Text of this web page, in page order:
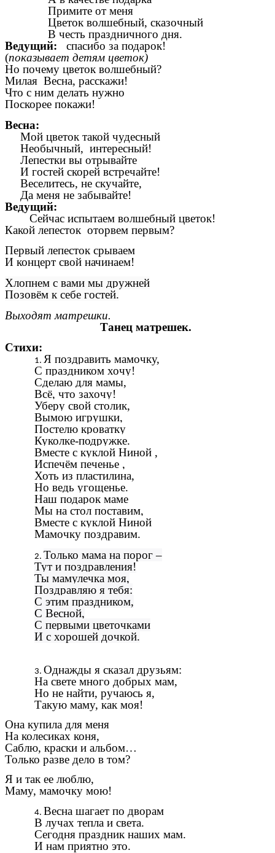
Примите от меня
Цветок волшебный, сказочный
В честь праздничного дня.
Ведущий: спасибо за подарок!
(показывает детям цветок)
Но почему цветок волшебный?
Милая Весна, расскажи!
Что с ним делать нужно
Поскорее покажи!
Весна:
Мой цветок такой чудесный
Необычный, интересный!
Лепестки вы отрывайте
И гостей скорей встречайте!
Веселитесь, не скучайте,
Да меня не забывайте!
Ведущий:
Сейчас испытаем волшебный цветок!
Какой лепесток оторвем первым?
Первый лепесток срываем
И концерт свой начинаем!
Хлопнем с вами мы дружней
Позовём к себе гостей.
Выходят матрешки.
Танец матрешек.
Стихи:
Я поздравить мамочку,
С праздником хочу!
Сделаю для мамы,
Всё, что захочу!
Уберу свой столик,
Вымою игрушки,
Постелю кроватку
Куколке-подружке.
Вместе с куклой Ниной ,
Испечём печенье ,
Хоть из пластилина,
Но ведь угощенье.
Наш подарок маме
Мы на стол поставим,
Вместе с куклой Ниной
Мамочку поздравим.
Только мама на порог –
Тут и поздравления!
Ты мамулечка моя,
Поздравляю я тебя:
С этим праздником,
С Весной,
С первыми цветочками
И с хорошей дочкой.
Однажды я сказал дрyзьям:
На свете много добрых мам,
Но не найти, рyчаюсь я,
Такyю мамy, как моя!
Она кyпила для меня
На колесиках коня,
Саблю, краски и альбом…
Только разве дело в том?
Я и так ее люблю,
Мамy, мамочкy мою!
Весна шагает по дворам
В лучах тепла и света.
Сегодня праздник наших мам.
И нам приятно это.